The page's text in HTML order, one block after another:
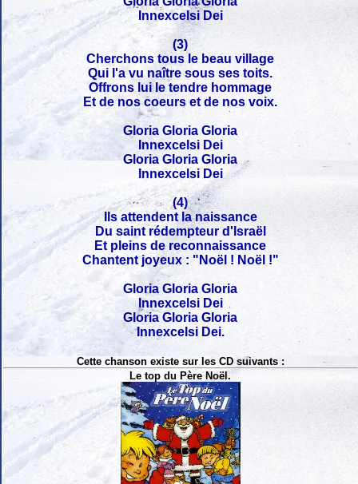
Innexcelsi Dei
(3)
Cherchons tous le beau village
Qui l'a vu naître sous ses toits.
Offrons lui le tendre hommage
Et de nos coeurs et de nos voix.
Gloria Gloria Gloria
Innexcelsi Dei
Gloria Gloria Gloria
Innexcelsi Dei
(4)
Ils attendent la naissance
Du saint rédempteur d'Israël
Et pleins de reconnaissance
Chantent joyeux : "Noël ! Noël !"
Gloria Gloria Gloria
Innexcelsi Dei
Gloria Gloria Gloria
Innexcelsi Dei.
Cette chanson existe sur les CD suivants :
Le top du Père Noël.